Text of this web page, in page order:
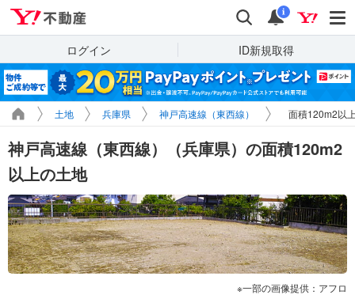
検索 通知
i
ログイン ID新規取得
土地 兵庫県 神戸高速線（東西線） 面積120m2以
神戸高速線（東西線）（兵庫県）の面積120m2
以上の土地
一部の画像提供：アフロ